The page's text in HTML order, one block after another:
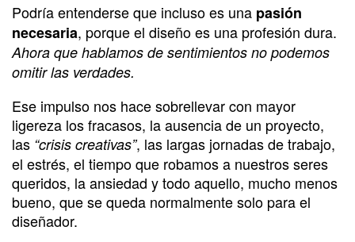
Podría entenderse que incluso es una pasión
necesaria, porque el diseño es una profesión dura.
Ahora que hablamos de sentimientos no podemos
omitir las verdades.
Ese impulso nos hace sobrellevar con mayor
ligereza los fracasos, la ausencia de un proyecto,
las “crisis creativas”, las largas jornadas de trabajo,
el estrés, el tiempo que robamos a nuestros seres
queridos, la ansiedad y todo aquello, mucho menos
bueno, que se queda normalmente solo para el
diseñador.